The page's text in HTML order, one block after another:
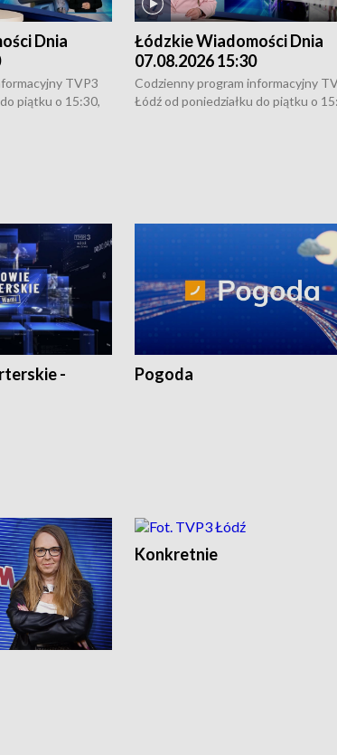
Dnia
TVP3
piątku o 15:30,
Łódzkie Wiadomości Dnia
07.08.2026 15:30
Codzienny program informacyjny
Łódź od poniedziałku do piątku o
-
Pogoda
Konkretnie